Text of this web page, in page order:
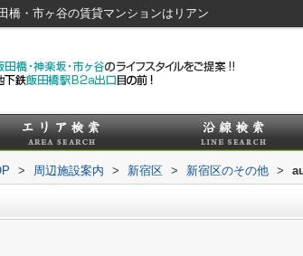
橋・市ヶ谷の賃貸マンションはリアン
> 周辺施設案内 > 新宿区 > 新宿区のその他 >